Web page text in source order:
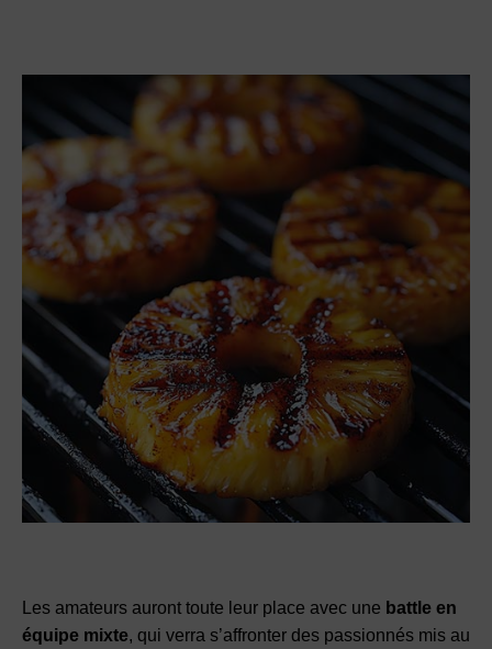
Les amateurs auront toute leur place avec une battle en
équipe mixte, qui verra s’affronter des passionnés mis au